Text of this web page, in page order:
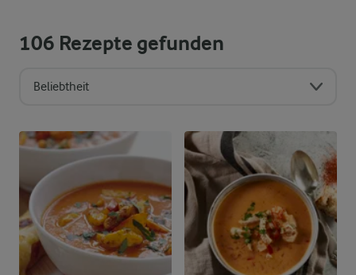
106 Rezepte gefunden
Beliebtheit